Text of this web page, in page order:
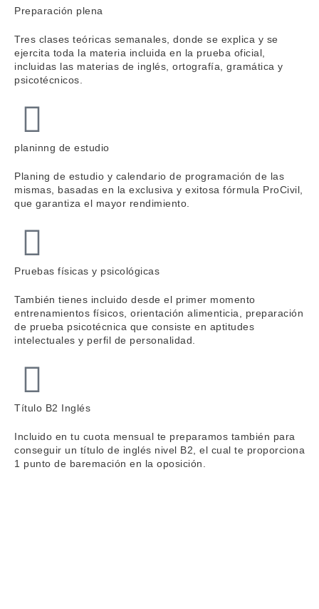
Preparación plena
Tres clases teóricas semanales, donde se explica y se
ejercita toda la materia incluida en la prueba oficial,
incluidas las materias de inglés, ortografía, gramática y
psicotécnicos.
planinng de estudio
Planing de estudio y calendario de programación de las
mismas, basadas en la exclusiva y exitosa fórmula ProCivil,
que garantiza el mayor rendimiento.
Pruebas físicas y psicológicas
También tienes incluido desde el primer momento
entrenamientos físicos, orientación alimenticia, preparación
de prueba psicotécnica que consiste en aptitudes
intelectuales y perfil de personalidad.
Título B2 Inglés
Incluido en tu cuota mensual te preparamos también para
conseguir un título de inglés nivel B2, el cual te proporciona
1 punto de baremación en la oposición.